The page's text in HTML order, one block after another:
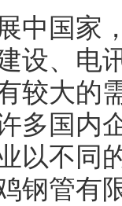
国家，
设、电
较大的
多国内
以不同
钢管有